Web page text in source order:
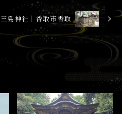
三島神社│香取市香取